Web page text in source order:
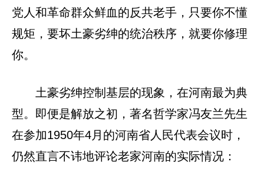
党人和革命群众鲜血的反共老手，只要你不懂
规矩，要坏土豪劣绅的统治秩序，就要你修理
你。
土豪劣绅控制基层的现象，在河南最为典
型。即便是解放之初，著名哲学家冯友兰先生
在参加1950年4月的河南省人民代表会议时，
仍然直言不讳地评论老家河南的实际情况：